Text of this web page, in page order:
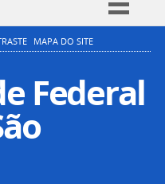
Simplifique!
Participe
Acesso à informação
Legislação
MAPA DO SITE
Federal